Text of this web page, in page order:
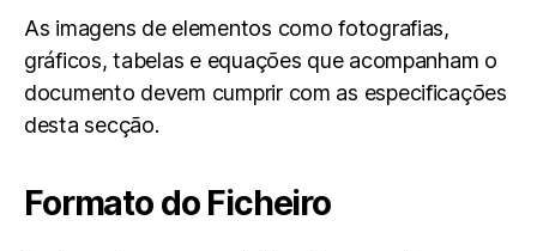
As imagens de elementos como fotografias,
gráficos, tabelas e equações que acompanham o
documento devem cumprir com as especificações
desta secção.
Formato do Ficheiro